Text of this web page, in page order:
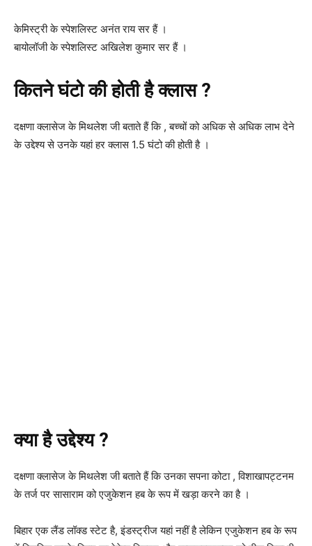
केमिस्ट्री के स्पेशलिस्ट अनंत राय सर हैं ।
बायोलॉजी के स्पेशलिस्ट अखिलेश कुमार सर हैं ।
कितने घंटो की होती है क्लास ?
दक्षणा क्लासेज के मिथलेश जी बताते हैं कि , बच्चों को अधिक से अधिक लाभ देने
के उद्देश्य से उनके यहां हर क्लास 1.5 घंटो की होती है ।
क्या है उद्देश्य ?
दक्षणा क्लासेज के मिथलेश जी बताते हैं कि उनका सपना कोटा , विशाखापट्टनम
के तर्ज पर सासाराम को एजुकेशन हब के रूप में खड़ा करने का है ।
बिहार एक लैंड लॉक्ड स्टेट है, इंडस्ट्रीज यहां नहीं है लेकिन एजुकेशन हब के रूप